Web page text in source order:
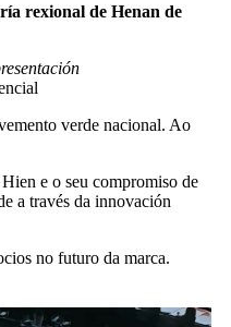
rexional de Henan de
verde nacional. Ao
e o seu compromiso de
a través da innovación
no futuro da marca.